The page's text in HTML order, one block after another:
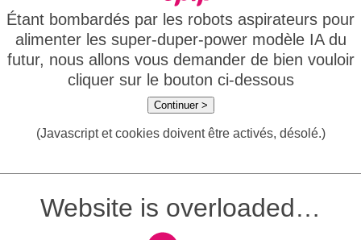
Étant bombardés par les robots aspirateurs pour
alimenter les super-duper-power modèle IA du
futur, nous allons vous demander de bien vouloir
cliquer sur le bouton ci-dessous
Continuer >
(Javascript et cookies doivent être activés, désolé.)
Website is overloaded…